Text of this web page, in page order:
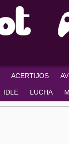
ACERTIJOS
IDLE LUCHA